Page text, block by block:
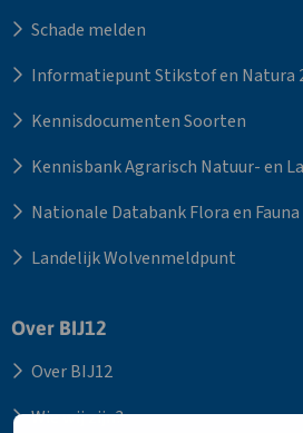
Schade melden
Informatiepunt Stikstof en Natura
Kennisdocumenten Soorten
Kennisbank Agrarisch Natuur- en
Nationale Databank Flora en Fauna
Landelijk Wolvenmeldpunt
Over BIJ12
Over BIJ12
Wie wij zijn?